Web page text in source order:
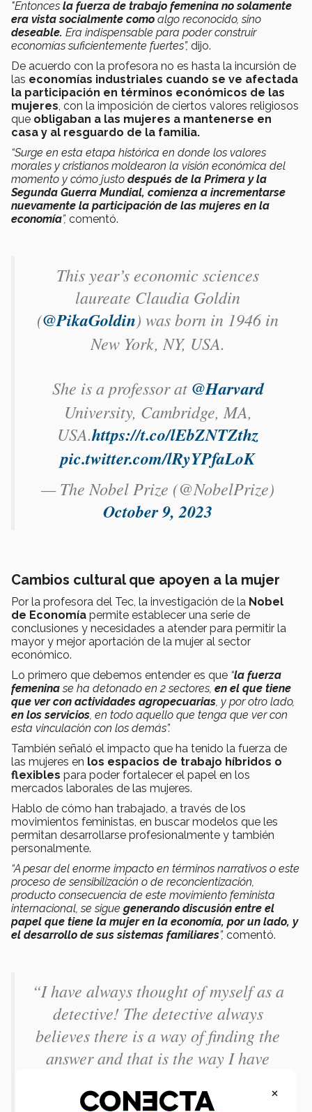
"Entonces la fuerza de trabajo femenina no solamente
era vista socialmente como algo reconocido, sino
deseable. Era indispensable para poder construir
economías suficientemente fuertes”, dijo.
De acuerdo con la profesora no es hasta la incursión de
las economías industriales cuando se ve afectada
la participación en términos económicos de las
mujeres , con la imposición de ciertos valores religiosos
que obligaban a las mujeres a mantenerse en
casa y al resguardo de la familia.
“Surge en esta etapa histórica en donde los valores
morales y cristianos moldearon la visión económica del
momento y cómo justo después de la Primera y la
Segunda Guerra Mundial, comienza a incrementarse
nuevamente la participación de las mujeres en la
economía”, comentó.
This year’s economic sciences
laureate Claudia Goldin
(@PikaGoldin) was born in 1946 in
New York, NY, USA.
She is a professor at @Harvard
University, Cambridge, MA,
USA.https://t.co/lEbZNTZthz
pic.twitter.com/lRyYPfaLoK
— The Nobel Prize (@NobelPrize)
October 9, 2023
Cambios cultural que apoyen a la mujer
Por la profesora del Tec, la investigación de la Nobel
de Economía permite establecer una serie de
conclusiones y necesidades a atender para permitir la
mayor y mejor aportación de la mujer al sector
económico.
Lo primero que debemos entender es que “la fuerza
femeninase ha detonado en 2 sectores, en el que tiene
que ver con actividades agropecuarias , y por otro lado,
en los servicios , en todo aquello que tenga que ver con
esta vinculación con los demás”.
También señaló el impacto que ha tenido la fuerza de
las mujeres en los espacios de trabajo híbridos o
flexibles para poder fortalecer el papel en los
mercados laborales de las mujeres.
Hablo de cómo han trabajado, a través de los
movimientos feministas, en buscar modelos que les
permitan desarrollarse profesionalmente y también
personalmente.
“A pesar del enorme impacto en términos narrativos o este
proceso de sensibilización o de reconcientización,
producto consecuencia de este movimiento feminista
internacional,se sigue generando discusión entre el
papel que tiene la mujer en la economía, por un lado, y
el desarrollo de sus sistemas familiares”, comentó.
“I have always thought of myself as a
detective! The detective always
believes there is a way of finding the
answer and that is the way I have
×